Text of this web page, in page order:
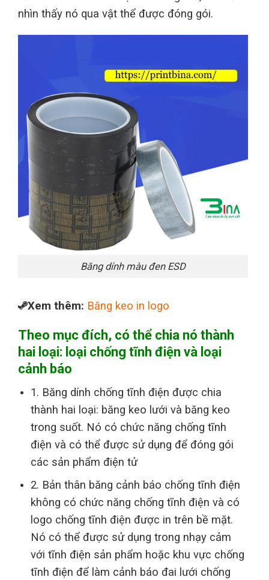
nhìn thấy nó qua vật thể được đóng gói.
Băng dính màu đen ESD
Xem thêm: Băng keo in logo
Theo mục đích, có thể chia nó thành
hai loại: loại chống tĩnh điện và loại
cảnh báo
1. Băng dính chống tĩnh điện được chia
thành hai loại: băng keo lưới và băng keo
trong suốt. Nó có chức năng chống tĩnh
điện và có thể được sử dụng để đóng gói
các sản phẩm điện tử
2. Bản thân băng cảnh báo chống tĩnh điện
không có chức năng chống tĩnh điện và có
logo chống tĩnh điện được in trên bề mặt.
Nó có thể được sử dụng trong nhạy cảm
với tĩnh điện sản phẩm hoặc khu vực chống
tĩnh điện để làm cảnh báo đai lưới chống